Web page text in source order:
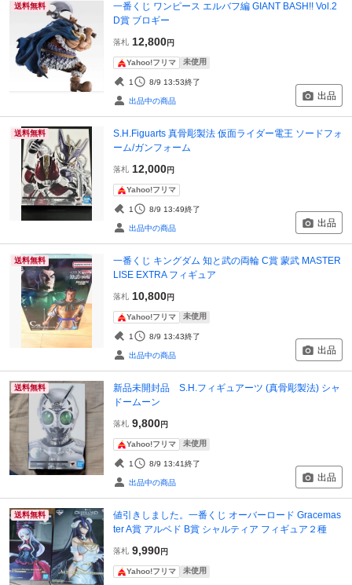
送料無料
一番くじ ワンピース エルバフ編 GIANT BASH!! Vol.2
D賞 ブロギー
落札 12,800円
Yahoo!フリマ 未使用
1 8/9 13:53終了
出品中の商品 出品
送料無料
S.H.Figuarts 真骨彫製法 仮面ライダー電王 ソードフォ
ーム/ガンフォーム
落札 12,000円
Yahoo!フリマ
1 8/9 13:49終了
出品中の商品 出品
送料無料
一番くじ キングダム 知と武の両輪 C賞 蒙武 MASTER
LISE EXTRA フィギュア
落札 10,800円
Yahoo!フリマ 未使用
1 8/9 13:43終了
出品中の商品 出品
送料無料
新品未開封品 S.H.フィギュアーツ (真骨彫製法) シャ
ドームーン
落札 9,800円
Yahoo!フリマ 未使用
1 8/9 13:41終了
出品中の商品 出品
送料無料
値引きしました。一番くじ オーバーロード Gracemas
ter A賞 アルベド B賞 シャルティア フィギュア２種
落札 9,990円
Yahoo!フリマ 未使用